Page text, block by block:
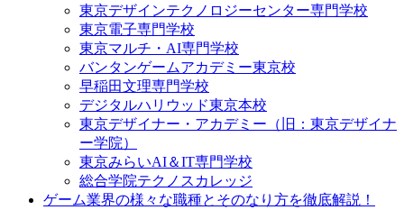
東京デザインテクノロジーセンター専門学校
東京電子専門学校
東京マルチ・AI専門学校
バンタンゲームアカデミー東京校
早稲田文理専門学校
デジタルハリウッド東京本校
東京デザイナー・アカデミー（旧：東京デザイナ
ー学院）
東京みらいAI＆IT専門学校
総合学院テクノスカレッジ
ゲーム業界の様々な職種とそのなり方を徹底解説！